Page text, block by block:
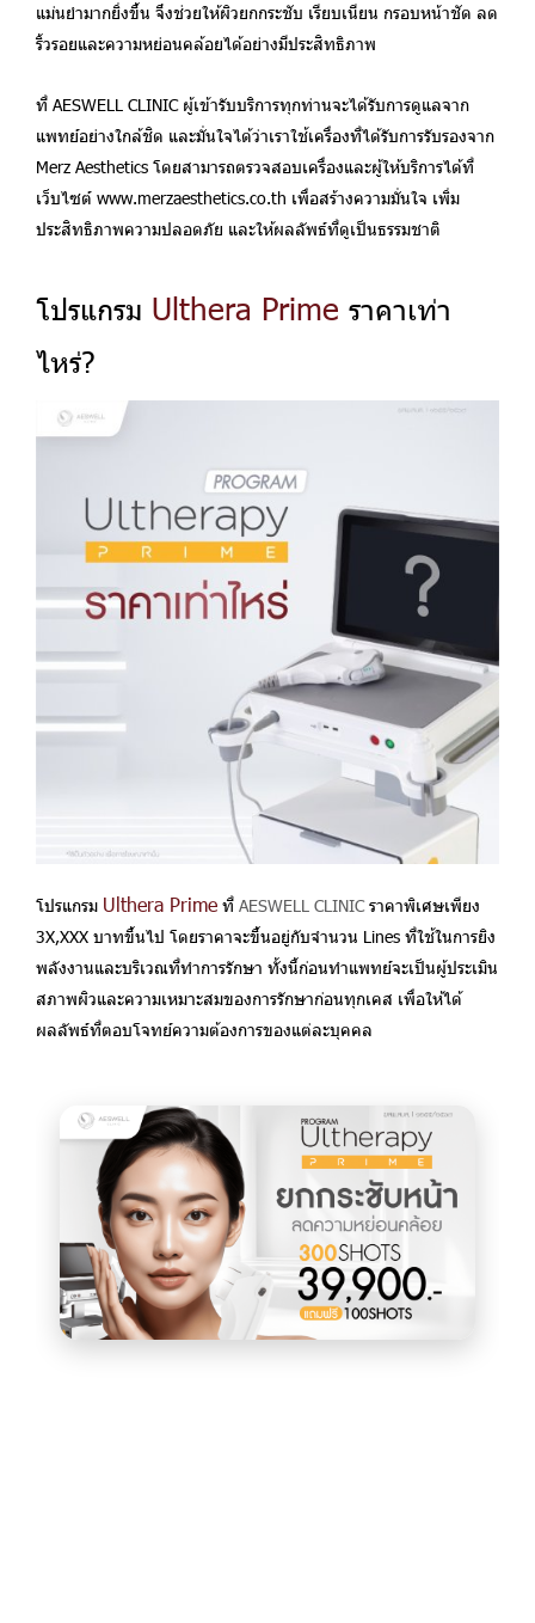
แม่นยำมากยิ่งขึ้น จึงช่วยให้ผิวยกกระชับ เรียบเนียน กรอบหน้าชัด ลด
ริ้วรอยและความหย่อนคล้อยได้อย่างมีประสิทธิภาพ
ที่ AESWELL CLINIC ผู้เข้ารับบริการทุกท่านจะได้รับการดูแลจาก
แพทย์อย่างใกล้ชิด และมั่นใจได้ว่าเราใช้เครื่องที่ได้รับการรับรองจาก
Merz Aesthetics โดยสามารถตรวจสอบเครื่องและผู้ให้บริการได้ที่
เว็บไซต์ www.merzaesthetics.co.th เพื่อสร้างความมั่นใจ เพิ่ม
ประสิทธิภาพความปลอดภัย และให้ผลลัพธ์ที่ดูเป็นธรรมชาติ
โปรแกรม Ulthera Prime ราคาเท่า
ไหร่?
โปรแกรม Ulthera Prime ที่ AESWELL CLINICราคาพิเศษเพียง
3X,XXX บาทขึ้นไป โดยราคาจะขึ้นอยู่กับจำนวน Lines ที่ใช้ในการยิง
พลังงานและบริเวณที่ทำการรักษา ทั้งนี้ก่อนทำแพทย์จะเป็นผู้ประเมิน
สภาพผิวและความเหมาะสมของการรักษาก่อนทุกเคส เพื่อให้ได้
ผลลัพธ์ที่ตอบโจทย์ความต้องการของแต่ละบุคคล